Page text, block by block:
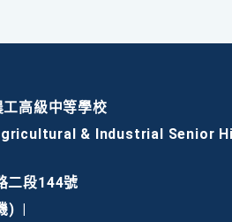
高級中等學校
& Industrial Senior
二段144號
)